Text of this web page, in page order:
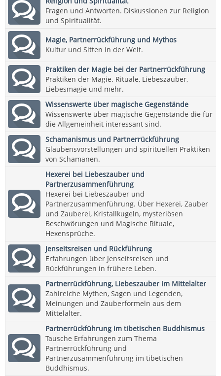
Fragen und Antworten. Diskussionen zur Religion
und Spiritualität.
Magie, Partnerrückführung und Mythos
Kultur und Sitten in der Welt.
Praktiken der Magie bei der Partnerrückführung
Praktiken der Magie. Rituale, Liebeszauber,
Liebesmagie und mehr.
Wissenswerte über magische Gegenstände
Wissenswerte über magische Gegenstände die für
die Allgemeinheit interessant sind.
Schamanismus und Partnerrückführung
Glaubensvorstellungen und spirituellen Praktiken
von Schamanen.
Hexerei bei Liebeszauber und
Partnerzusammenführung
Hexerei bei Liebeszauber und
Partnerzusammenführung. Über Hexerei, Zauber
und Zauberei, Kristallkugeln, mysteriösen
Beschwörungen und Magische Rituale,
Hexensprüche.
Jenseitsreisen und Rückführung
Erfahrungen über Jenseitsreisen und
Rückführungen in frühere Leben.
Partnerrückführung, Liebeszauber im Mittelalter
Zahlreiche Mythen, Sagen und Legenden,
Meinungen und Zauberformeln aus dem
Mittelalter.
Partnerrückführung im tibetischen Buddhismus
Tausche Erfahrungen zum Thema
Partnerrückführung und
Partnerzusammenführung im tibetischen
Buddhismus.